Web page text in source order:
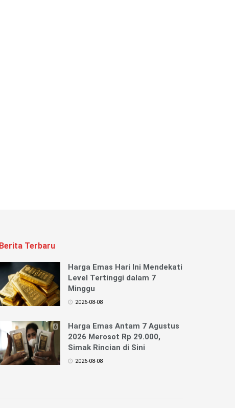
Berita Terbaru
Harga Emas Hari Ini Mendekati
Level Tertinggi dalam 7
Minggu
2026-08-08
Harga Emas Antam 7 Agustus
2026 Merosot Rp 29.000,
Simak Rincian di Sini
2026-08-08